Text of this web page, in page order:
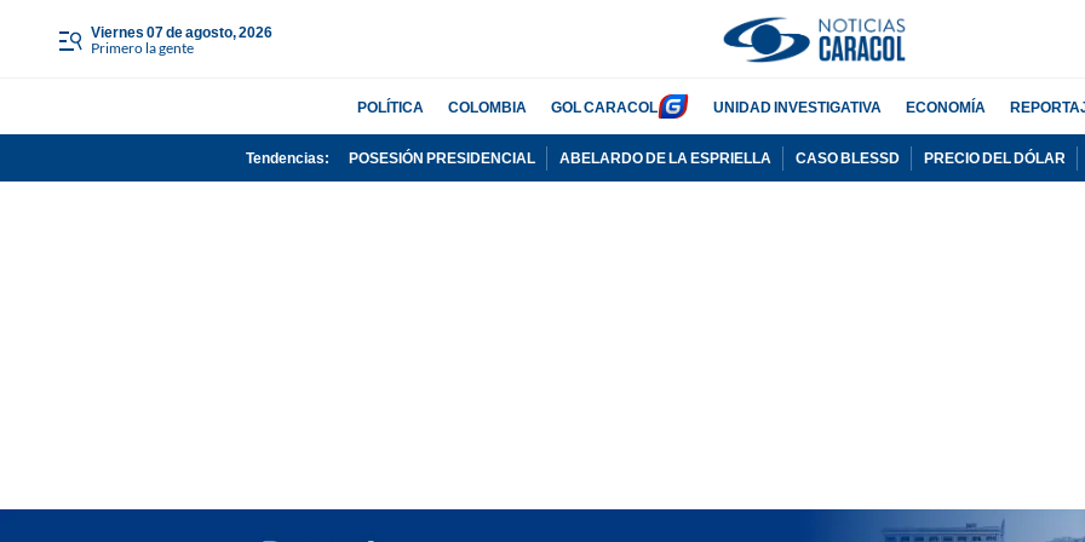
viernes 07 de agosto, 2026
Primero la gente
POLÍTICA COLOMBIA GOL CARACOL UNIDAD INVESTIGATIVA ECONOMÍA
Tendencias: POSESIÓN PRESIDENCIAL ABELARDO DE LA ESPRIELLA CASO BLESSD PRECIO DEL DÓLAR